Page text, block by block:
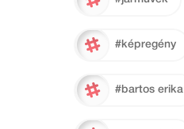
#képregény
#bartos erika